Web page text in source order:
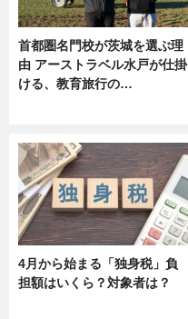
首都圏名門校が茨城を選ぶ理
由 アーストラベル水戸が仕掛
ける、教育旅行の…
4月から始まる「独身税」負
担額はいくら？対象者は？